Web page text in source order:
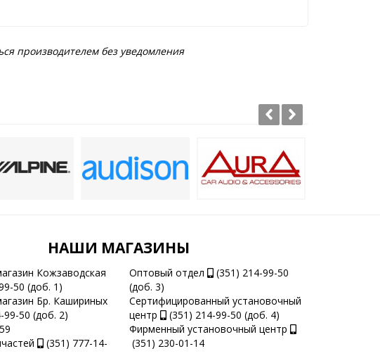
производителем без уведомления
НАШИ МАГАЗИНЫ
Кожзаводская
50 (доб. 1)
Бр. Кашириных
50 (доб. 2)
(351) 777-14-
Оптовый отдел
(351) 214-99-50
(доб. 3)
Сертифицированный установочный
центр
(351) 214-99-50 (доб. 4)
Фирменный установочный центр
(351) 230-01-14